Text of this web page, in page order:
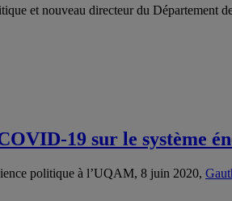
et nouveau directeur du
19 sur le système
politique à l’UQAM, 8 juin 2020,